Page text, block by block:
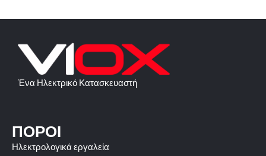
Ένα Ηλεκτρικό Κατασκευαστή
ΠΌΡΟΙ
Ηλεκτρολογικά εργαλεία